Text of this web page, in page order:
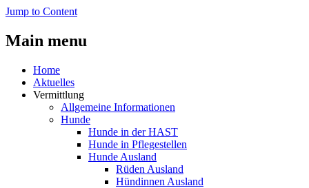
Jump to Content
Main menu
Home
Aktuelles
Vermittlung
Allgemeine Informationen
Hunde
Hunde in der HAST
Hunde in Pflegestellen
Hunde Ausland
Rüden Ausland
Hündinnen Ausland